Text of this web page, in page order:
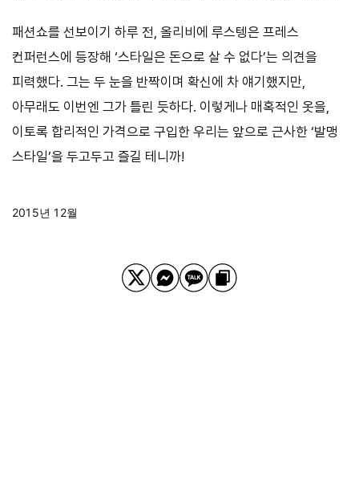
패션쇼를 선보이기 하루 전, 올리비에 루스텡은 프레스
컨퍼런스에 등장해 ‘스타일은 돈으로 살 수 없다’는 의견을
피력했다. 그는 두 눈을 반짝이며 확신에 차 얘기했지만,
아무래도 이번엔 그가 틀린 듯하다. 이렇게나 매혹적인 옷을,
이토록 합리적인 가격으로 구입한 우리는 앞으로 근사한 ‘발맹
스타일’을 두고두고 즐길 테니까!
2015년 12월